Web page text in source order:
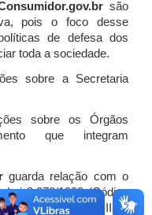
são
pois o foco desse
de defesa dos
toda a sociedade.
sobre a Secretaria
sobre os Órgãos
que integram
guarda relação com o
8.078/1990 (Código
7º, incisos I, II e III do